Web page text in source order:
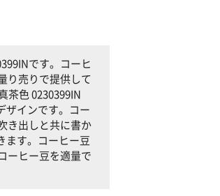
です。コーヒ
り売りで提供して
茶色 0230399IN
ザインです。コー
き出しと共に書か
ます。コーヒー豆
ーヒー豆を適量で